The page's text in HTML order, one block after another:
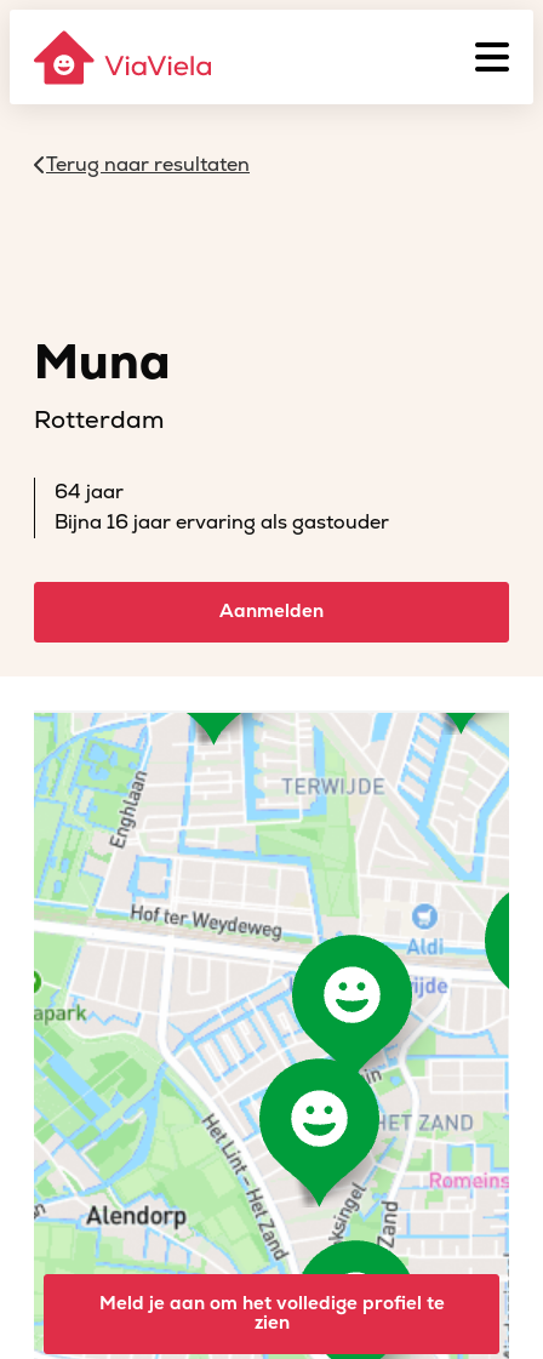
Terug naar resultaten
Muna
Rotterdam
64 jaar
Bijna 16 jaar ervaring als gastouder
Aanmelden
Meld je aan om het volledige profiel te
zien